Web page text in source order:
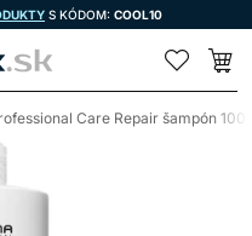
S KÓDOM: COOL10
Care Repair šampón